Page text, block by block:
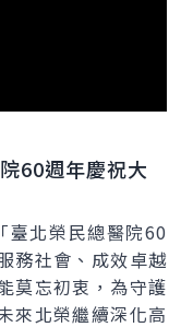
60週年慶祝大
臺北榮民總醫院60
務社會、成效卓越
莫忘初衷，為守護
來北榮繼續深化高